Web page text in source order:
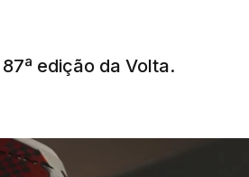
edição da Volta.